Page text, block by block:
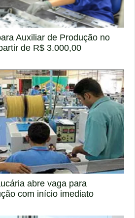
Auxiliar de Produção no
de R$ 3.000,00
abre vaga para
com início imediato